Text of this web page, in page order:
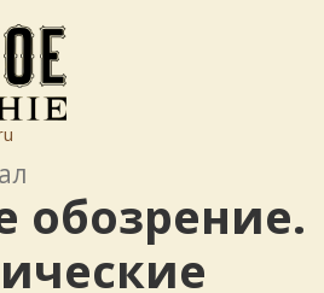
обозрение.